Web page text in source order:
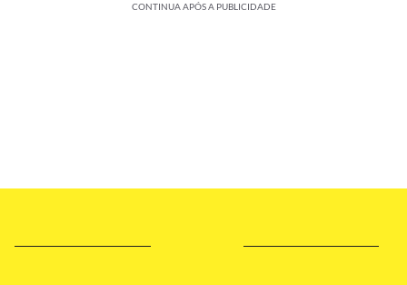
CONTINUA APÓS A PUBLICIDADE